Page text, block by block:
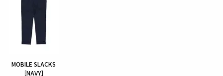
MOBILE SLACKS
［NAVY］